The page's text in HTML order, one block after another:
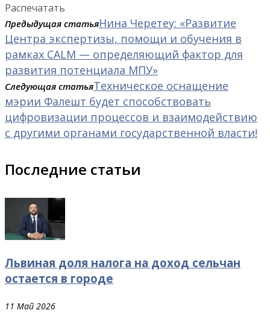
Распечатать
Предыдущая статьяНина Черетеу: «Развитие
Центра экспертизы, помощи и обучения в
рамках CALM — определяющий фактор для
развития потенциала МПУ»
Следующая статьяТехническое оснащение
мэрии Фалешт будет способствовать
цифровизации процессов и взаимодействию
с другими органами государственной власти!
Последние статьи
Львиная доля налога на доход сельчан
остается в городе
11 Май 2026